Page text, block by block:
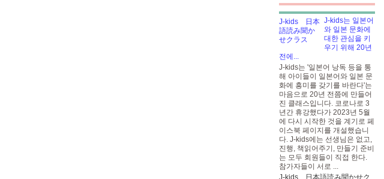
J-kids는 일본어
와 일본 문화에
대한 관심을 키
우기 위해 20년
전에...
J-kids는 '일본어 낭독 등을 통
해 아이들이 일본어와 일본 문
화에 흥미를 갖기를 바란다'는
마음으로 20년 전쯤에 만들어
진 클래스입니다. 코로나로 3
년간 휴강했다가 2023년 5월
에 다시 시작한 것을 계기로 페
이스북 페이지를 개설했습니
다. J-kids에는 선생님은 없고,
진행, 책읽어주기, 만들기 준비
는 모두 회원들이 직접 한다.
참가자들이 서로 ...
J-kids 日本語読み聞かせク